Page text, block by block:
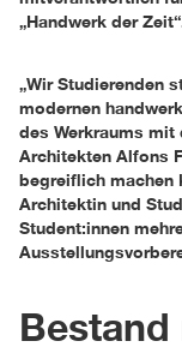
„Handwerk der
„Wir Studierenden
modernen
des Werkraums
Architekten Alfons
begreiflich machen
Architektin und
Student:innen
Bestand